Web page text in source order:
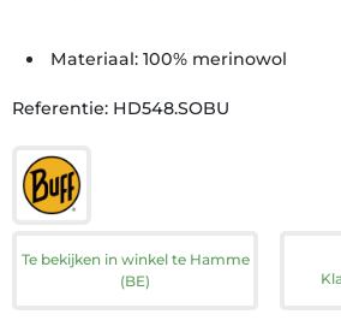
Materiaal: 100% merinowol
Referentie: HD548.SOBU
Te bekijken in winkel te Hamme
(BE)